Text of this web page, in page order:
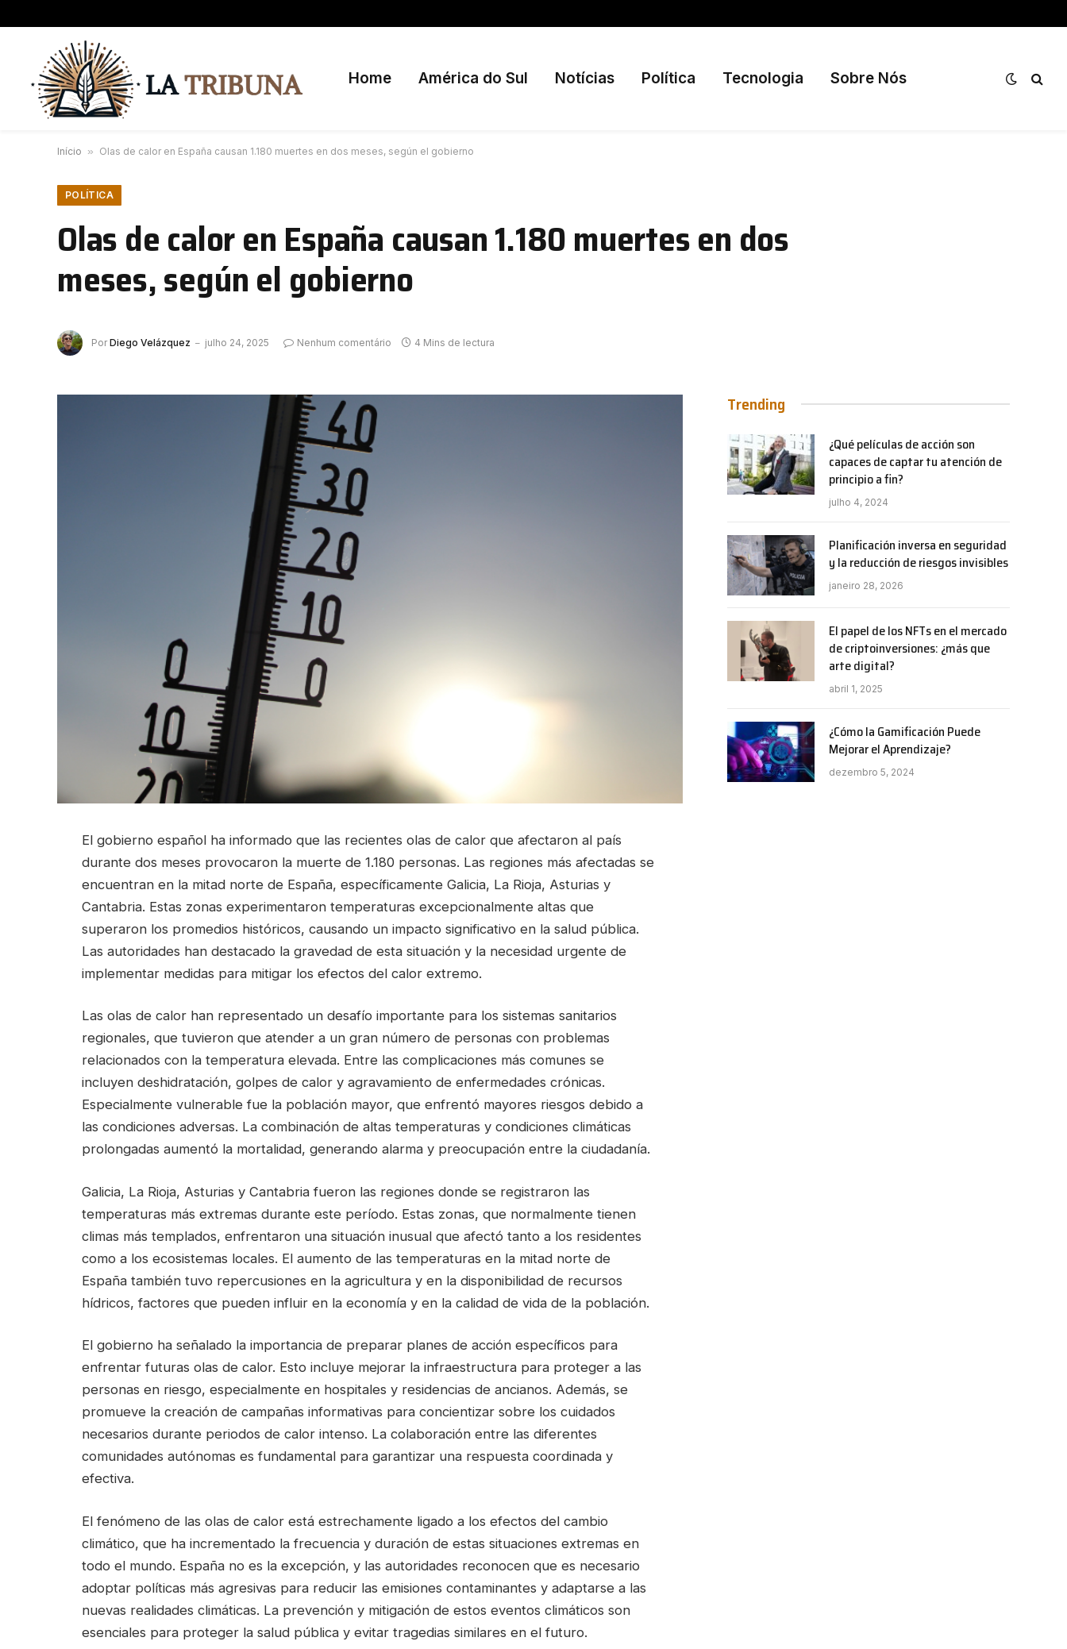
Home América do Sul Notícias Política Tecnologia Sobre Nós
Início » Olas de calor en España causan 1.180 muertes en dos meses, según el gobierno
POLÍTICA
Olas de calor en España causan 1.180 muertes en dos
meses, según el gobierno
Por Diego Velázquez julho 24, 2025 Nenhum comentário 4 Mins de lectura
El gobierno español ha informado que las recientes olas de calor que afectaron al país
durante dos meses provocaron la muerte de 1.180 personas. Las regiones más afectadas se
encuentran en la mitad norte de España, específicamente Galicia, La Rioja, Asturias y
Cantabria. Estas zonas experimentaron temperaturas excepcionalmente altas que
superaron los promedios históricos, causando un impacto significativo en la salud pública.
Las autoridades han destacado la gravedad de esta situación y la necesidad urgente de
implementar medidas para mitigar los efectos del calor extremo.
Las olas de calor han representado un desafío importante para los sistemas sanitarios
regionales, que tuvieron que atender a un gran número de personas con problemas
relacionados con la temperatura elevada. Entre las complicaciones más comunes se
incluyen deshidratación, golpes de calor y agravamiento de enfermedades crónicas.
Especialmente vulnerable fue la población mayor, que enfrentó mayores riesgos debido a
las condiciones adversas. La combinación de altas temperaturas y condiciones climáticas
prolongadas aumentó la mortalidad, generando alarma y preocupación entre la ciudadanía.
Galicia, La Rioja, Asturias y Cantabria fueron las regiones donde se registraron las
temperaturas más extremas durante este período. Estas zonas, que normalmente tienen
climas más templados, enfrentaron una situación inusual que afectó tanto a los residentes
como a los ecosistemas locales. El aumento de las temperaturas en la mitad norte de
España también tuvo repercusiones en la agricultura y en la disponibilidad de recursos
hídricos, factores que pueden influir en la economía y en la calidad de vida de la población.
El gobierno ha señalado la importancia de preparar planes de acción específicos para
enfrentar futuras olas de calor. Esto incluye mejorar la infraestructura para proteger a las
personas en riesgo, especialmente en hospitales y residencias de ancianos. Además, se
promueve la creación de campañas informativas para concientizar sobre los cuidados
necesarios durante periodos de calor intenso. La colaboración entre las diferentes
comunidades autónomas es fundamental para garantizar una respuesta coordinada y
efectiva.
El fenómeno de las olas de calor está estrechamente ligado a los efectos del cambio
climático, que ha incrementado la frecuencia y duración de estas situaciones extremas en
todo el mundo. España no es la excepción, y las autoridades reconocen que es necesario
adoptar políticas más agresivas para reducir las emisiones contaminantes y adaptarse a las
nuevas realidades climáticas. La prevención y mitigación de estos eventos climáticos son
esenciales para proteger la salud pública y evitar tragedias similares en el futuro.
Trending
¿Qué películas de acción son
capaces de captar tu atención de
principio a fin?
julho 4, 2024
Planificación inversa en seguridad
y la reducción de riesgos invisibles
janeiro 28, 2026
El papel de los NFTs en el mercado
de criptoinversiones: ¿más que
arte digital?
abril 1, 2025
¿Cómo la Gamificación Puede
Mejorar el Aprendizaje?
dezembro 5, 2024